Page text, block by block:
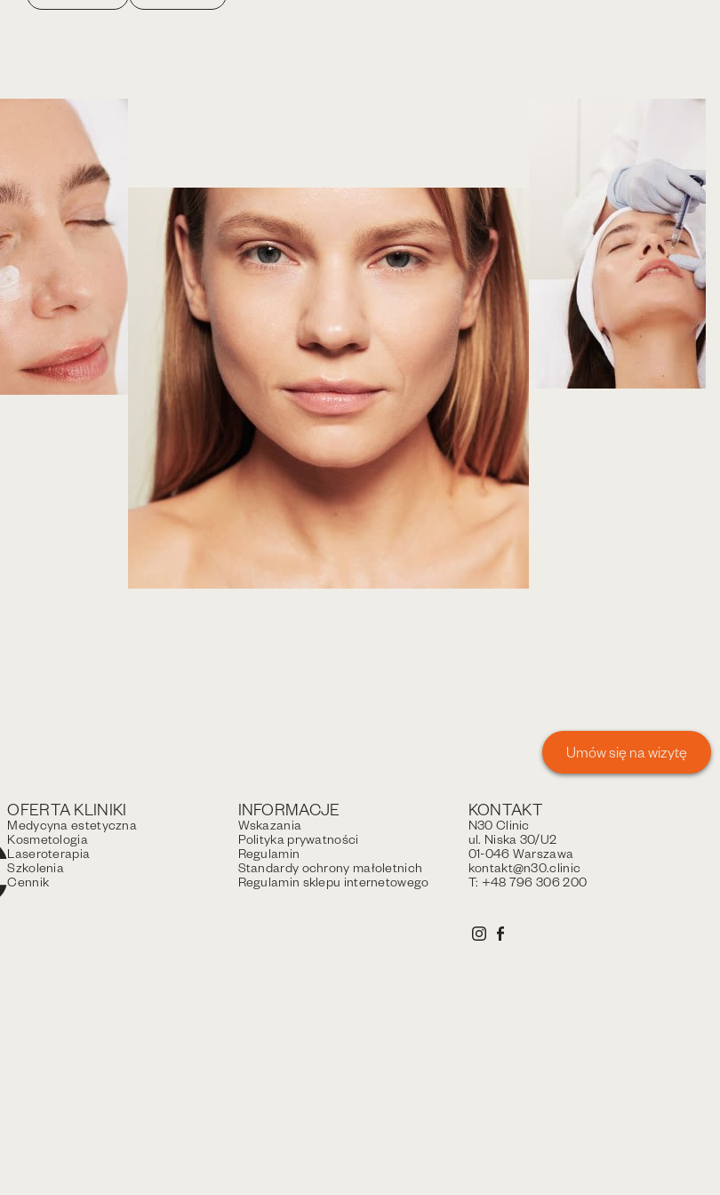
Umów się na wizytę
OFERTA KLINIKI
Medycyna estetyczna
Kosmetologia
Laseroterapia
Szkolenia
Cennik
INFORMACJE
Wskazania
Polityka prywatności
Regulamin
Standardy ochrony małoletnich
Regulamin sklepu internetowego
KONTAKT
N30 Clinic
ul. Niska 30/U2
01-046 Warszawa
kontakt@n30.clinic
T: +48 796 306 200